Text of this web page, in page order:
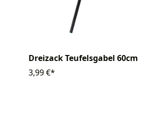
Dreizack Teufelsgabel 60cm
3,99 €*